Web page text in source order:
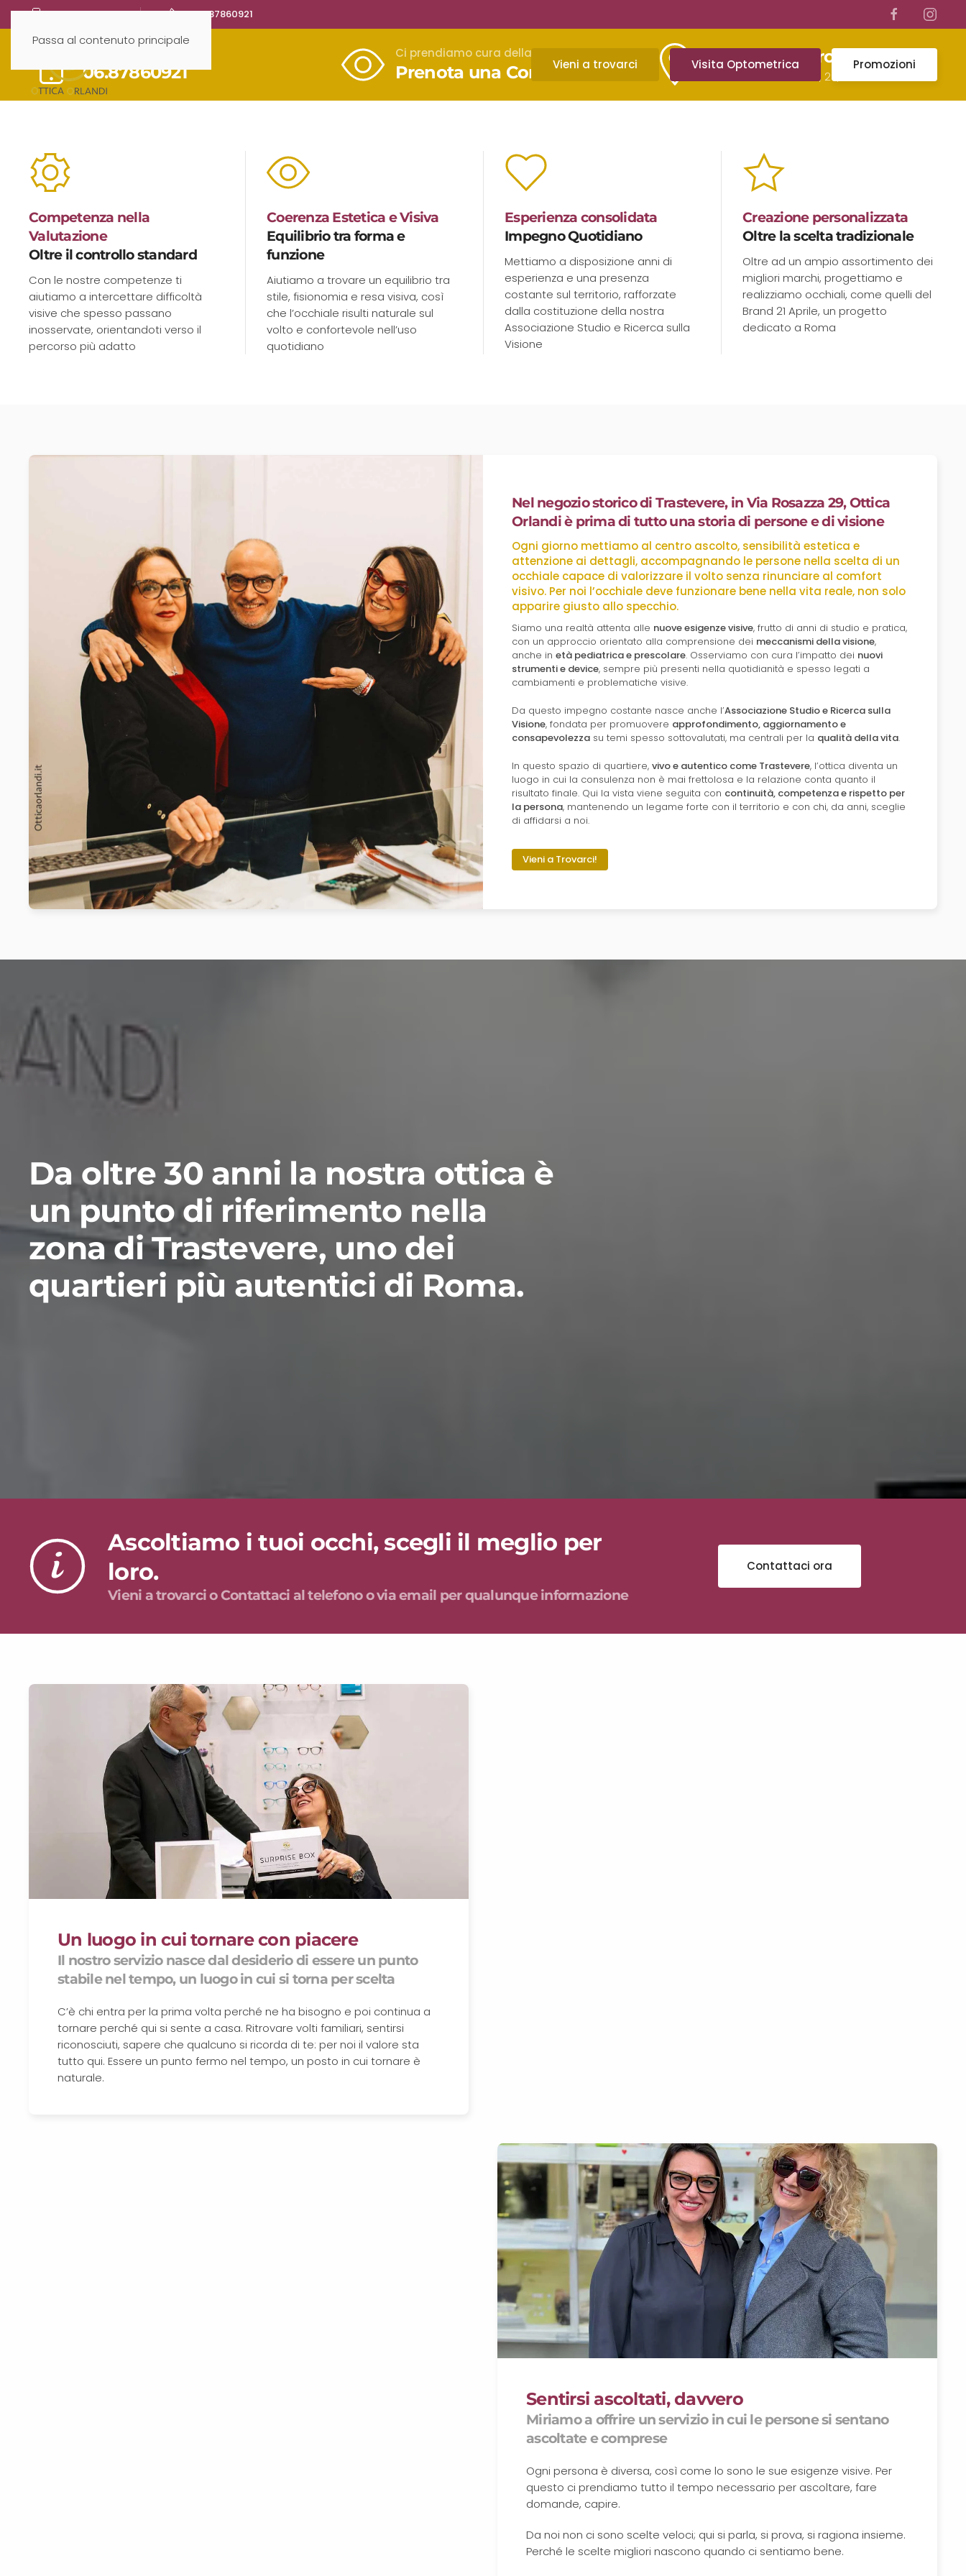
Passa al contenuto principale
375.5690611 06.87860921
Vieni a trovarci Visita Optometrica Promozioni
Da oltre 30 anni ci prendiamo
cura del benessere visivo
06.87860921
Ci prendiamo cura della tua Vista
Prenota una Consulenza
Vieni a Trovarci
Via Federico Rosazza, 29, 00153 Roma RM
Competenza nella
Valutazione
Oltre il controllo standard
Con le nostre competenze ti
aiutiamo a intercettare difficoltà
visive che spesso passano
inosservate, orientandoti verso il
percorso più adatto
Coerenza Estetica e Visiva
Equilibrio tra forma e
funzione
Aiutiamo a trovare un equilibrio tra
stile, fisionomia e resa visiva, così
che l’occhiale risulti naturale sul
volto e confortevole nell’uso
quotidiano
Esperienza consolidata
Impegno Quotidiano
Mettiamo a disposizione anni di
esperienza e una presenza
costante sul territorio, rafforzate
dalla costituzione della nostra
Associazione Studio e Ricerca sulla
Visione
Creazione personalizzata
Oltre la scelta tradizionale
Oltre ad un ampio assortimento dei
migliori marchi, progettiamo e
realizziamo occhiali, come quelli del
Brand 21 Aprile, un progetto
dedicato a Roma
Nel negozio storico di Trastevere, in Via Rosazza 29, Ottica
Orlandi è prima di tutto una storia di persone e di visione
Ogni giorno mettiamo al centro ascolto, sensibilità estetica e
attenzione ai dettagli, accompagnando le persone nella scelta di un
occhiale capace di valorizzare il volto senza rinunciare al comfort
visivo. Per noi l’occhiale deve funzionare bene nella vita reale, non solo
apparire giusto allo specchio.
Siamo una realtà attenta alle nuove esigenze visive, frutto di anni di studio e pratica,
con un approccio orientato alla comprensione dei meccanismi della visione,
anche in età pediatrica e prescolare. Osserviamo con cura l’impatto dei nuovi
strumenti e device, sempre più presenti nella quotidianità e spesso legati a
cambiamenti e problematiche visive.
Da questo impegno costante nasce anche l’Associazione Studio e Ricerca sulla
Visione, fondata per promuovere approfondimento, aggiornamento e
consapevolezza su temi spesso sottovalutati, ma centrali per la qualità della vita.
In questo spazio di quartiere, vivo e autentico come Trastevere, l’ottica diventa un
luogo in cui la consulenza non è mai frettolosa e la relazione conta quanto il
risultato finale. Qui la vista viene seguita con continuità, competenza e rispetto per
la persona, mantenendo un legame forte con il territorio e con chi, da anni, sceglie
di affidarsi a noi.
Vieni a Trovarci!
Da oltre 30 anni la nostra ottica è
un punto di riferimento nella
zona di Trastevere, uno dei
quartieri più autentici di Roma.
Ascoltiamo i tuoi occhi, scegli il meglio per
loro.
Vieni a trovarci o Contattaci al telefono o via email per qualunque informazione
Contattaci ora
Un luogo in cui tornare con piacere
Il nostro servizio nasce dal desiderio di essere un punto
stabile nel tempo, un luogo in cui si torna per scelta
C’è chi entra per la prima volta perché ne ha bisogno e poi continua a
tornare perché qui si sente a casa. Ritrovare volti familiari, sentirsi
riconosciuti, sapere che qualcuno si ricorda di te: per noi il valore sta
tutto qui. Essere un punto fermo nel tempo, un posto in cui tornare è
naturale.
Sentirsi ascoltati, davvero
Miriamo a offrire un servizio in cui le persone si sentano
ascoltate e comprese
Ogni persona è diversa, così come lo sono le sue esigenze visive. Per
questo ci prendiamo tutto il tempo necessario per ascoltare, fare
domande, capire.
Da noi non ci sono scelte veloci; qui si parla, si prova, si ragiona insieme.
Perché le scelte migliori nascono quando ci sentiamo bene.